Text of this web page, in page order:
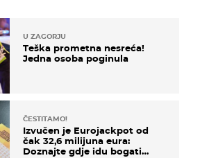
U ZAGORJU
Teška prometna nesreća!
Jedna osoba poginula
ČESTITAMO!
Izvučen je Eurojackpot od
čak 32,6 milijuna eura:
Doznajte gdje idu bogati